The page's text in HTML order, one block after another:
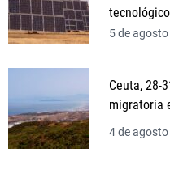
5 de
Ceuta, 28-
migratoria
4 de